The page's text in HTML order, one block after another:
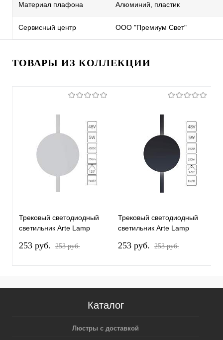
Материал плафона Алюминий, пластик
Сервисный центр ООО "Премиум Свет"
ТОВАРЫ ИЗ КОЛЛЕКЦИИ
Трековый светодиодный
светильник Arte Lamp
253 pуб. 253 pуб.
Трековый светодиодный
светильник Arte Lamp
253 pуб. 253 pуб.
Каталог
Люстры с доставкой